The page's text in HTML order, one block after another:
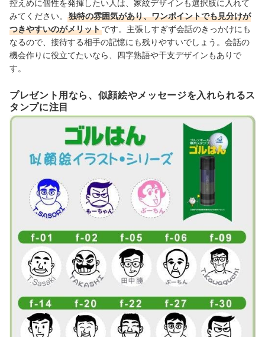
控えめに個性を発揮したい人は、家紋デザインも選択肢に入れて
みてください。
独特の雰囲気があり、ワンポイントでも見分けが
つきやすいのがメリットです。 主張しすぎず会話のきっかけにも
なるので、接待する相手の記憶にも残りやすいでしょう。会話の
機会作りに役立てたいなら、四字熟語や干支デザインもありで
す。
プレゼント用なら、似顔絵やメッセージを入れられるス
タンプに注目